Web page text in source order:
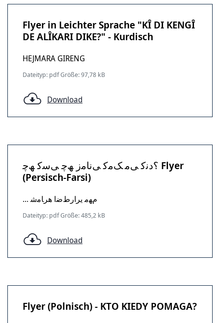
Flyer in Leichter Sprache "KÎ DI KENGÎ
DE ALÎKARI DIKE?" - Kurdisch
HEJMARA GIRENG
Dateityp: pdf Größe: 97,78 kB
Download
؟دﻧﮐ ﯽﻣ ﮏﻣﮐ ﯽﻧﺎﻣز ﮫﭼ ﯽﺳﮐ ﮫﭼ Flyer
(Persisch-Farsi)
... مﮭﻣ یرارطﺿا هرﺎﻣﺷ
Dateityp: pdf Größe: 485,2 kB
Download
Flyer (Polnisch) - KTO KIEDY POMAGA?